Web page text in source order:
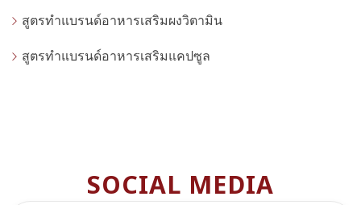
สูตรทำแบรนด์อาหารเสริมผงวิตามิน
สูตรทำแบรนด์อาหารเสริมแคปซูล
SOCIAL MEDIA